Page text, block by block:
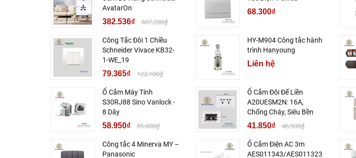
AvatarOn
382.536₫ 607.200₫
68.300₫
Công Tắc Đôi 1 Chiều
Schneider Vivace KB32-
1-WE_19
79.365₫ 122.100₫
HY-M904 Công tắc hành
trình Hanyoung
Liên hệ
Ổ Cắm Máy Tính
S30RJ88 Sino Vanlock -
8 Dây
58.950₫ 65.600₫
Ổ Cắm Đôi Đế Liền
A20UESM2N: 16A,
Chống Cháy, Siêu Bền
41.850₫ 46.500₫
Công tắc 4 Minerva MY –
Panasonic
Ổ Cắm Điện AC 3m
AES011343/AES011323